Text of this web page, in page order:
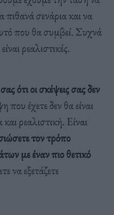
πιθανά σενάρια και να
που θα συμβεί. Συχνά
ρεαλιστικές.
ότι οι σκέψεις σας δεν
που έχετε δεν θα είναι
ρεαλιστική. Είναι
τον τρόπο
με έναν πιο θετικό
να εξετάζετε